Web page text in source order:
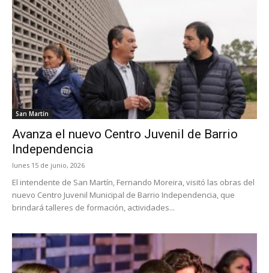
San Martín
Avanza el nuevo Centro Juvenil de Barrio
Independencia
lunes 15 de junio, 2026
El intendente de San Martín, Fernando Moreira, visitó las obras del
nuevo Centro Juvenil Municipal de Barrio Independencia, que
brindará talleres de formación, actividades...